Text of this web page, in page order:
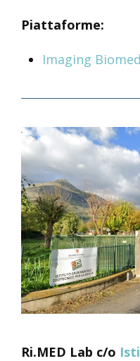
Piattaforme:
Imaging
Ri.MED Lab c/o